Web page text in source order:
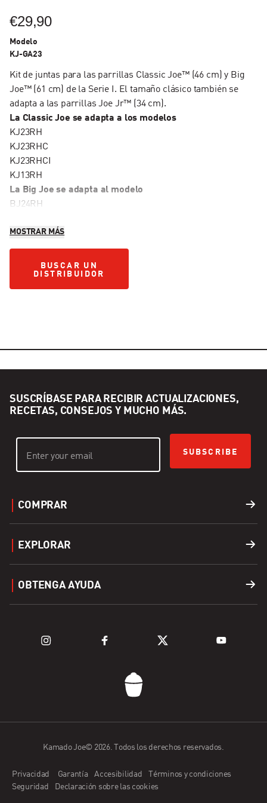
€29,90
Modelo
KJ-GA23
Kit de juntas para las parrillas Classic Joe™ (46 cm) y Big
Joe™ (61 cm) de la Serie I. El tamaño clásico también se
adapta a las parrillas Joe Jr™ (34 cm).
La Classic Joe se adapta a los modelos
KJ23RH
KJ23RHC
KJ23RHCI
KJ13RH
La Big Joe se adapta al modelo
BJ24RH
MOSTRAR MÁS
BUSCAR UN DISTRIBUIDOR
BUSCAR UN
DISTRIBUIDOR
SUSCRÍBASE PARA RECIBIR ACTUALIZACIONES,
RECETAS, CONSEJOS Y MUCHO MÁS.
SUBSCRIBE
COMPRAR
Combustible
EXPLORAR
Explorar las Parrillas de la serie Kamado Joe
OBTENGA AYUDA
Aplicación Kamado Joe
Solicitud en vendedor minorista
Kamado Joe© 2026. Todos los derechos reservados.
Privacidad Garantía Accesibilidad
Términos y condiciones
Seguridad
Declaración sobre las cookies